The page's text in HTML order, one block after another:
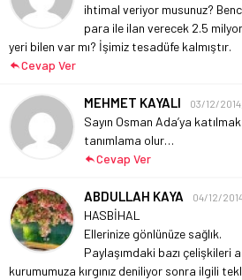
ihtimal veriyor musunuz?
para ile ilan verecek 2.5
yeri bilen var mı? İşimiz tesadüfe kalmıştır.
Cevap Ver
MEHMET KAYALI 03/12/
Sayın Osman Ada’ya
tanımlama olur…
Cevap Ver
ABDULLAH KAYA 04/12/
HASBİHAL
Ellerinize gönlünüze sağlık.
Paylaşımdaki bazı çelişkileri
kurumumuza kırgınız deniliyor sonra ilgili